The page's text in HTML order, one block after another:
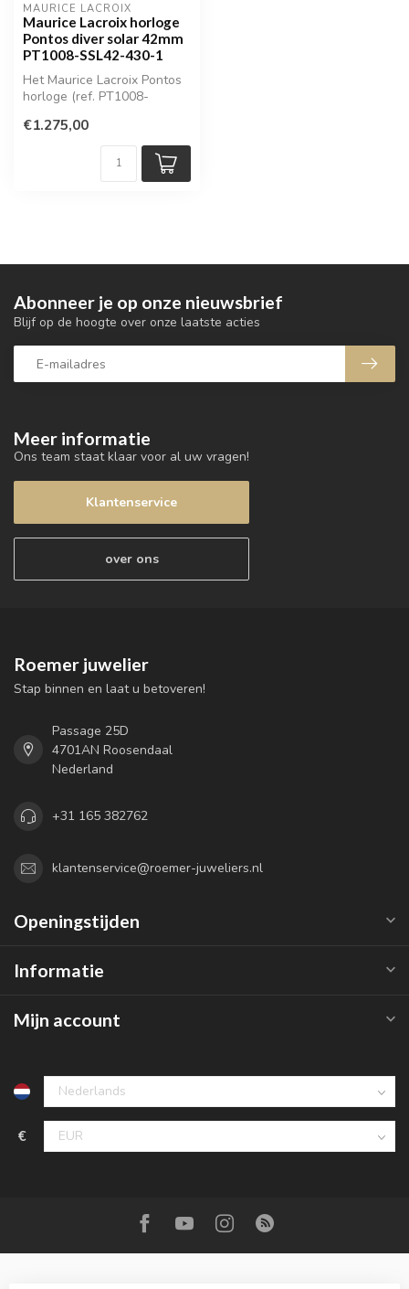
MAURICE LACROIX
Maurice Lacroix horloge
Pontos diver solar 42mm
PT1008-SSL42-430-1
Het Maurice Lacroix Pontos
horloge (ref. PT1008-
een spor...
€1.275,00
Meer informatie
Ons team staat klaar voor al uw vragen!
Klantenservice
over ons
Abonneer je op onze nieuwsbrief
Blijf op de hoogte over onze laatste acties
Roemer juwelier
Stap binnen en laat u betoveren!
Passage 25D
4701AN Roosendaal
Nederland
+31 165 382762
klantenservice@roemer-juweliers.nl
Openingstijden
Informatie
Mijn account
€